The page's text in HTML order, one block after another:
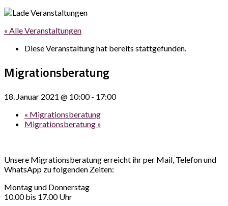
« Alle Veranstaltungen
Diese Veranstaltung hat bereits stattgefunden.
Migrationsberatung
18. Januar 2021 @ 10:00- 17:00
« Migrationsberatung
Migrationsberatung »
Unsere Migrationsberatung erreicht ihr per Mail, Telefon und
WhatsApp zu folgenden Zeiten:
Montag und Donnerstag
10.00 bis 17.00 Uhr